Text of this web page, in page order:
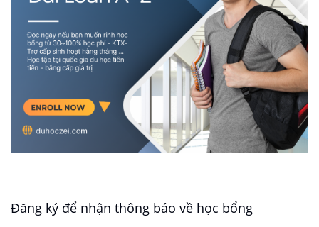
Đăng ký để nhận thông báo về học bổng